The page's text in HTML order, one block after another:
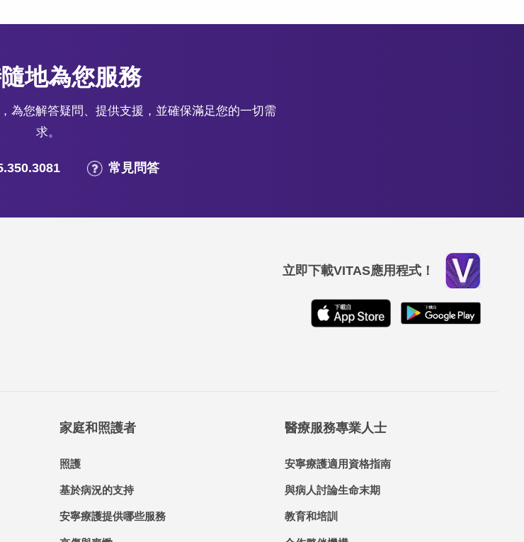
地為您服務
為您解答疑問、提供支援，並確保滿足您的一切需
求。
常見問答
立即下載VITAS應用程式！
家庭和照護者
照護
基於病況的支持
安寧療護提供哪些服務
醫療服務專業人士
安寧療護適用資格指南
與病人討論生命末期
教育和培訓